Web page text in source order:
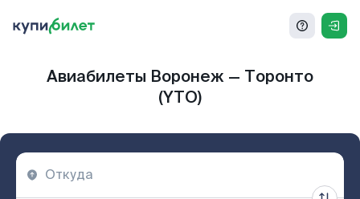
Авиабилеты Воронеж — Торонто
(YTO)